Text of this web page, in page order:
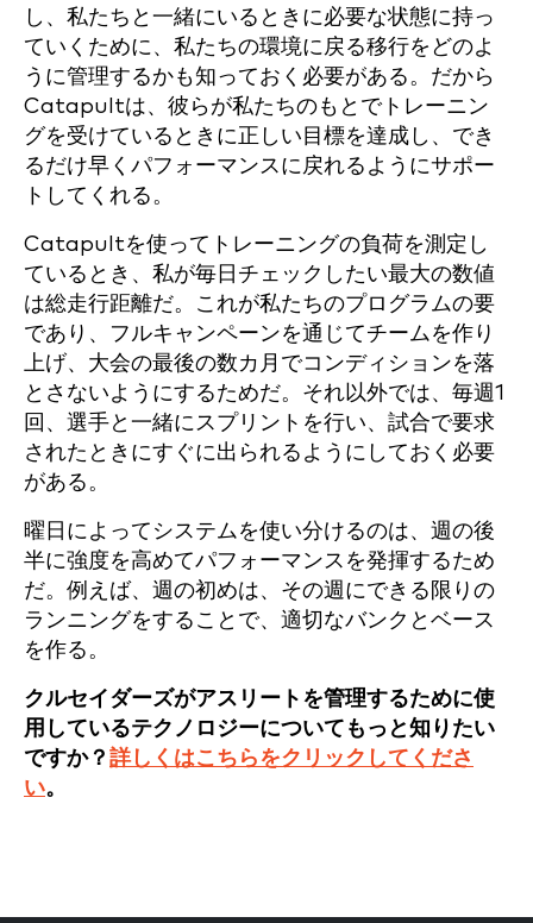
し、私たちと一緒にいるときに必要な状態に持っ
ていくために、私たちの環境に戻る移行をどのよ
うに管理するかも知っておく必要がある。だから
Catapultは、彼らが私たちのもとでトレーニン
グを受けているときに正しい目標を達成し、でき
るだけ早くパフォーマンスに戻れるようにサポー
トしてくれる。
Catapultを使ってトレーニングの負荷を測定し
ているとき、私が毎日チェックしたい最大の数値
は総走行距離だ。これが私たちのプログラムの要
であり、フルキャンペーンを通じてチームを作り
上げ、大会の最後の数カ月でコンディションを落
とさないようにするためだ。それ以外では、毎週1
回、選手と一緒にスプリントを行い、試合で要求
されたときにすぐに出られるようにしておく必要
がある。
曜日によってシステムを使い分けるのは、週の後
半に強度を高めてパフォーマンスを発揮するため
だ。例えば、週の初めは、その週にできる限りの
ランニングをすることで、適切なバンクとベース
を作る。
クルセイダーズがアスリートを管理するために使
用しているテクノロジーについてもっと知りたい
ですか？ 詳しくはこちらをクリックしてくださ
い。